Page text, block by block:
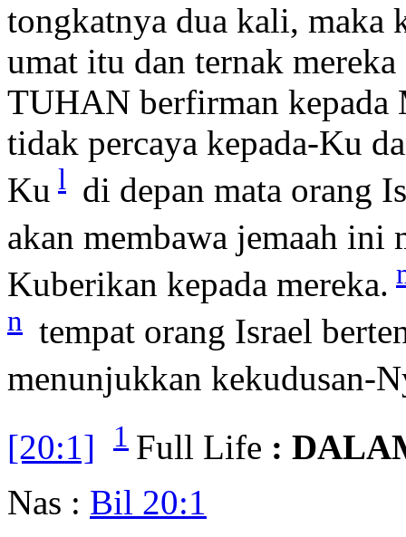
tongkatnya dua kali, maka
umat itu dan ternak
TUHAN berfirman kepada
tidak percaya kepada-Ku
Ku l
di depan mata orang
akan membawa jemaah ini
Kuberikan kepada mereka.
n tempat orang Israel
menunjukkan kekudusan-
[20:1]
1 Full Life :
Nas : Bil 20:1